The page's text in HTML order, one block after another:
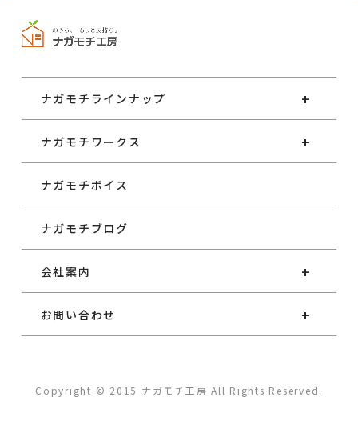
ナガモチラインナップ
ナガモチワークス
ナガモチボイス
ナガモチブログ
会社案内
お問い合わせ
Copyright © 2015 ナガモチ工房 All Rights Reserved.